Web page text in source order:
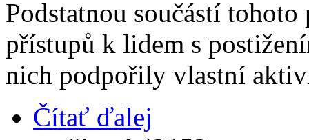
Podstatnou součástí
přístupů k lidem s
nich podpořily vlastní
Čítať ďalej